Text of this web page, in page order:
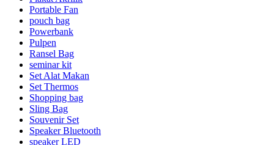
Portable Fan
pouch bag
Powerbank
Pulpen
Ransel Bag
seminar kit
Set Alat Makan
Set Thermos
Shopping bag
Sling Bag
Souvenir Set
Speaker Bluetooth
speaker LED